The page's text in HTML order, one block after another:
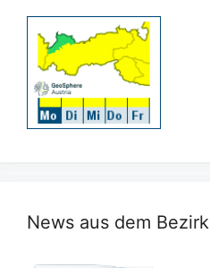
News aus dem Bezirk